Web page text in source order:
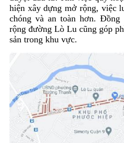
hiện xây dựng mở rộng, việc
chóng và an toàn hơn.
rộng đường Lò Lu cũng góp
sản trong khu vực.